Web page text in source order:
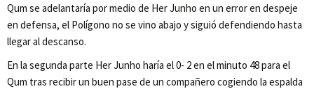
Qum se adelantaría por medio de Her Junho en un error en despeje
en defensa, el Polígono no se vino abajo y siguió defendiendo hasta
llegar al descanso.
En la segunda parte Her Junho haría el 0- 2 en el minuto 48 para el
Qum tras recibir un buen pase de un compañero cogiendo la espalda